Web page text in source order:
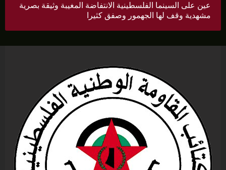
عين على السينما الفلسطينية الانتفاضة المغيبة وثيقة بصرية
مشهدية وقف لها الجهمور وصفق كثيرا